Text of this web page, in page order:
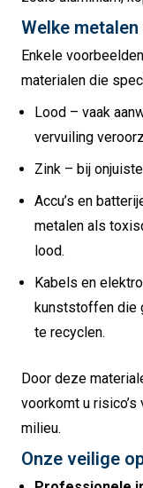
Welke
Enkele
materialen die
Lood – vaak
vervuiling
Zink – bij
Accu’s en
metalen als
lood.
Kabels en
kunststoffen die
te recyclen.
Door deze
voorkomt u
milieu.
Onze veilige